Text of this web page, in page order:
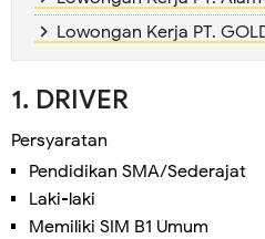
Lowongan Kerja PT.
1. DRIVER
Persyaratan
Pendidikan SMA/Sederajat
Laki-laki
Memiliki SIM B1 Umum